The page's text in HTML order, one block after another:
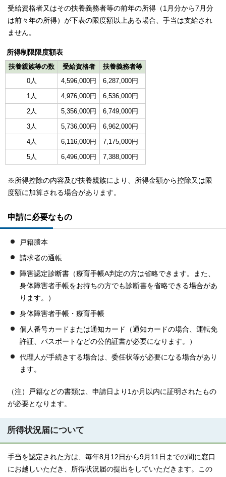
受給資格者又はその扶養義務者等の前年の所得（1月分から7月分
は前々年の所得）が下表の限度額以上ある場合、手当は支給され
ません。
所得制限限度額表
扶養親族等の数
受給資格者
扶養義務者等
0人
4,596,000円
6,287,000円
1人
4,976,000円
6,536,000円
2人
5,356,000円
6,749,000円
3人
5,736,000円
6,962,000円
4人
6,116,000円
7,175,000円
5人
6,496,000円 7,388,000円
※所得控除の内容及び扶養親族により、所得金額から控除又は限
度額に加算される場合があります。
申請に必要なもの
戸籍謄本
請求者の通帳
障害認定診断書（療育手帳A判定の方は省略できます。また、
身体障害者手帳をお持ちの方でも診断書を省略できる場合があ
ります。）
身体障害者手帳・療育手帳
個人番号カードまたは通知カード（通知カードの場合、運転免
許証、パスポートなどの公的証書が必要になります。）
代理人が手続きする場合は、委任状等が必要になる場合があり
ます。
（注）戸籍などの書類は、申請日より1か月以内に証明されたもの
が必要となります。
所得状況届について
手当を認定された方は、毎年8月12日から9月11日までの間に窓口
にお越しいただき、所得状況届の提出をしていただきます。この